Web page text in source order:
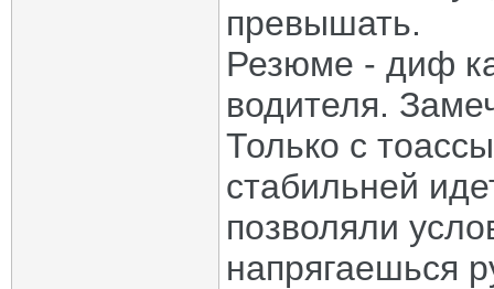
превышать.
Резюме - диф
водителя.
Только с
стабильней
позволяли
напрягаешься